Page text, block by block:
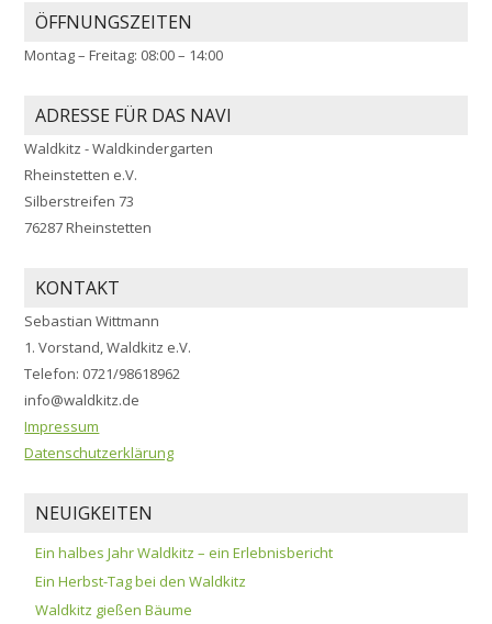
ÖFFNUNGSZEITEN
Montag – Freitag: 08:00 – 14:00
ADRESSE FÜR DAS NAVI
Waldkitz - Waldkindergarten
Rheinstetten e.V.
Silberstreifen 73
76287 Rheinstetten
KONTAKT
Sebastian Wittmann
1. Vorstand, Waldkitz e.V.
Telefon: 0721/98618962
info@waldkitz.de
Impressum
Datenschutzerklärung
NEUIGKEITEN
Ein halbes Jahr Waldkitz – ein Erlebnisbericht
Ein Herbst-Tag bei den Waldkitz
Waldkitz gießen Bäume